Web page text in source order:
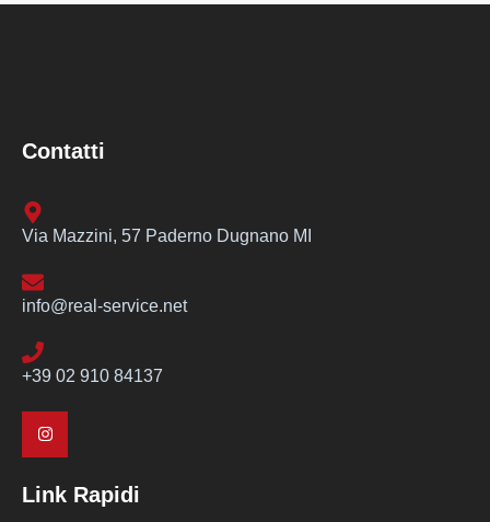
Contatti
Via Mazzini, 57 Paderno Dugnano MI
info@real-service.net
+39 02 910 84137
Link Rapidi